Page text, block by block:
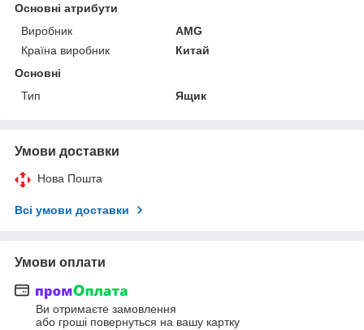
Основні атрибути
Виробник
AMG
Країна виробник
Китай
Основні
Тип
Ящик
Умови доставки
Нова Пошта
Всі умови доставки
Умови оплати
Ви отримаєте замовлення
або гроші повернуться на вашу картку